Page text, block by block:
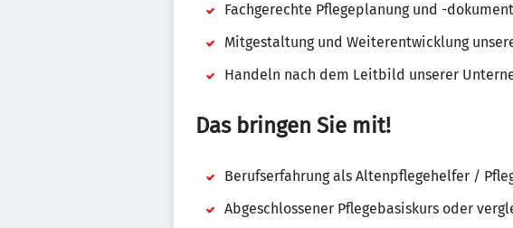
Fachgerechte Pflegeplanung und -
Mitgestaltung und Weiterentwicklung
Handeln nach dem Leitbild unserer
Das bringen Sie mit!
Berufserfahrung als Altenpflegehelfer /
Abgeschlossener Pflegebasiskurs oder